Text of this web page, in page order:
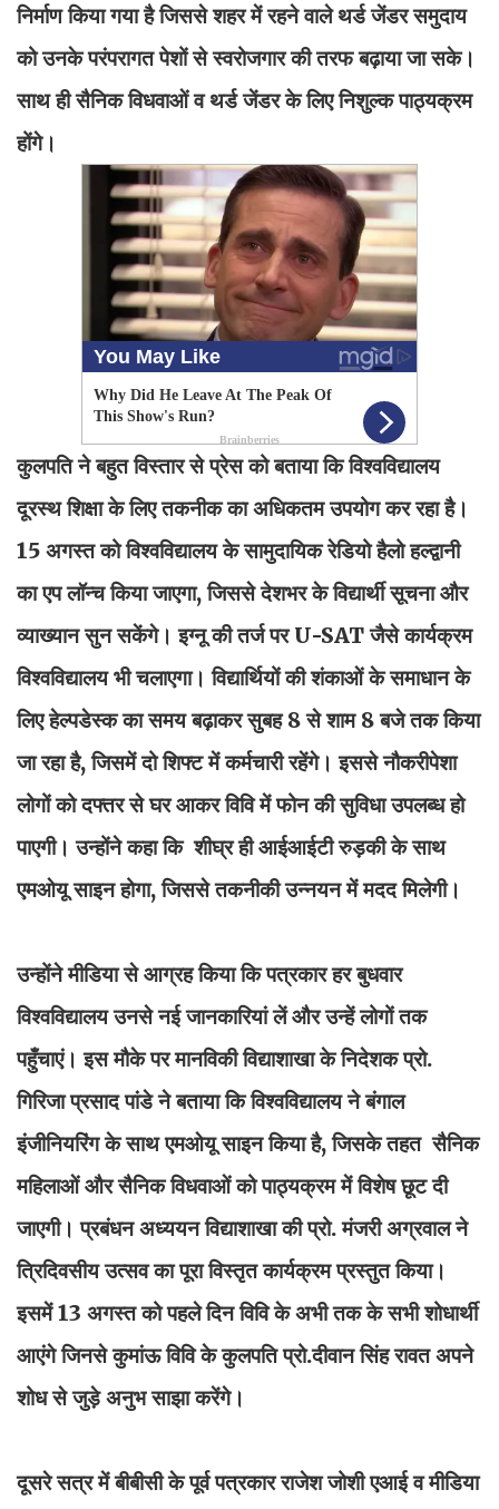
निर्माण किया गया है जिससे शहर में रहने वाले थर्ड जेंडर समुदाय
को उनके परंपरागत पेशों से स्वरोजगार की तरफ बढ़ाया जा सके।
साथ ही सैनिक विधवाओं व थर्ड जेंडर के लिए निशुल्क पाठ्यक्रम
होंगे।
कुलपति ने बहुत विस्तार से प्रेस को बताया कि विश्वविद्यालय
दूरस्थ शिक्षा के लिए तकनीक का अधिकतम उपयोग कर रहा है।
15 अगस्त को विश्वविद्यालय के सामुदायिक रेडियो हैलो हल्द्वानी
का एप लॉन्च किया जाएगा, जिससे देशभर के विद्यार्थी सूचना और
व्याख्यान सुन सकेंगे। इग्नू की तर्ज पर U-SAT जैसे कार्यक्रम
विश्वविद्यालय भी चलाएगा। विद्यार्थियों की शंकाओं के समाधान के
लिए हेल्पडेस्क का समय बढ़ाकर सुबह 8 से शाम 8 बजे तक किया
जा रहा है, जिसमें दो शिफ्ट में कर्मचारी रहेंगे। इससे नौकरीपेशा
लोगों को दफ्तर से घर आकर विवि में फोन की सुविधा उपलब्ध हो
पाएगी। उन्होंने कहा कि शीघ्र ही आईआईटी रुड़की के साथ
एमओयू साइन होगा, जिससे तकनीकी उन्नयन में मदद मिलेगी।
उन्होंने मीडिया से आग्रह किया कि पत्रकार हर बुधवार
विश्वविद्यालय उनसे नई जानकारियां लें और उन्हें लोगों तक
पहुँचाएं। इस मौके पर मानविकी विद्याशाखा के निदेशक प्रो.
गिरिजा प्रसाद पांडे ने बताया कि विश्वविद्यालय ने बंगाल
इंजीनियरिंग के साथ एमओयू साइन किया है, जिसके तहत सैनिक
महिलाओं और सैनिक विधवाओं को पाठ्यक्रम में विशेष छूट दी
जाएगी। प्रबंधन अध्ययन विद्याशाखा की प्रो. मंजरी अग्रवाल ने
त्रिदिवसीय उत्सव का पूरा विस्तृत कार्यक्रम प्रस्तुत किया।
इसमें 13 अगस्त को पहले दिन विवि के अभी तक के सभी शोधार्थी
आएंगे जिनसे कुमांऊ विवि के कुलपति प्रो.दीवान सिंह रावत अपने
शोध से जुड़े अनुभ साझा करेंगे।
दूसरे सत्र में बीबीसी के पूर्व पत्रकार राजेश जोशी एआई व मीडिया